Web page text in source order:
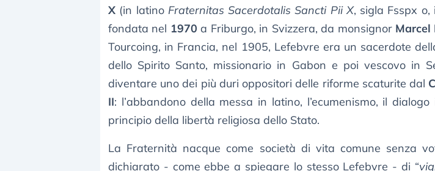
X (in latino Fraternitas Sacerdotalis Sancti Pii X, sigla Fsspx o,
fondata nel 1970 a Friburgo, in Svizzera, da monsignor Marcel
Tourcoing, in Francia, nel 1905, Lefebvre era un sacerdote
dello Spirito Santo, missionario in Gabon e poi vescovo in
diventare uno dei più duri oppositori delle riforme scaturite dal
II: l’abbandono della messa in latino, l’ecumenismo, il
principio della libertà religiosa dello Stato.
La Fraternità nacque come società di vita comune senza
dichiarato - come ebbe a spiegare lo stesso Lefebvre - di “